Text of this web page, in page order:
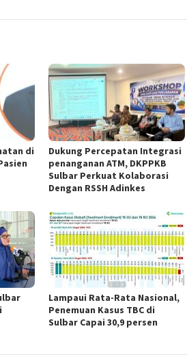
di
Dukung Percepatan Integrasi
penanganan ATM, DKPPKB
Sulbar Perkuat Kolaborasi
Dengan RSSH Adinkes
Lampaui Rata-Rata Nasional,
Penemuan Kasus TBC di
Sulbar Capai 30,9 persen